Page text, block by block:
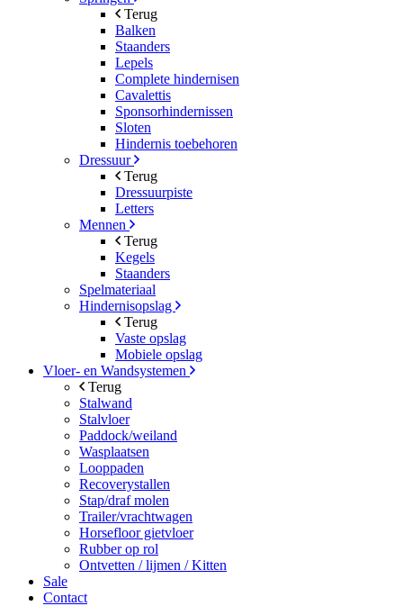
Terug
Balken
Staanders
Lepels
Complete hindernisen
Cavalettis
Sponsorhindernissen
Sloten
Hindernis toebehoren
Dressuur
Terug
Dressuurpiste
Letters
Mennen
Terug
Kegels
Staanders
Spelmateriaal
Hindernisopslag
Terug
Vaste opslag
Mobiele opslag
Vloer- en Wandsystemen
Terug
Stalwand
Stalvloer
Paddock/weiland
Wasplaatsen
Looppaden
Recoverystallen
Stap/draf molen
Trailer/vrachtwagen
Horsefloor gietvloer
Rubber op rol
Ontvetten / lijmen / Kitten
Sale
Contact